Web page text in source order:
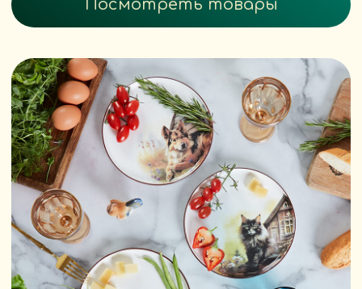
А самая красивая сервировка —
та, за которой собирается семья.